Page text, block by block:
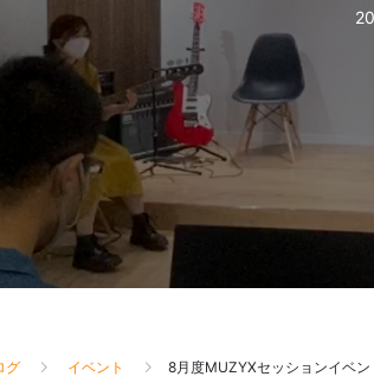
グ イベント 8月度MUZYXセッションイベン